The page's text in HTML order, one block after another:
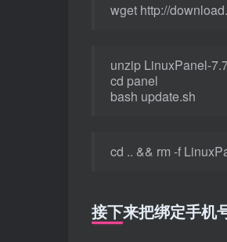
wget http://
unzip LinuxPanel-7.
cd panel
bash update.sh
cd .. && rm -f
接下来把绑定手机